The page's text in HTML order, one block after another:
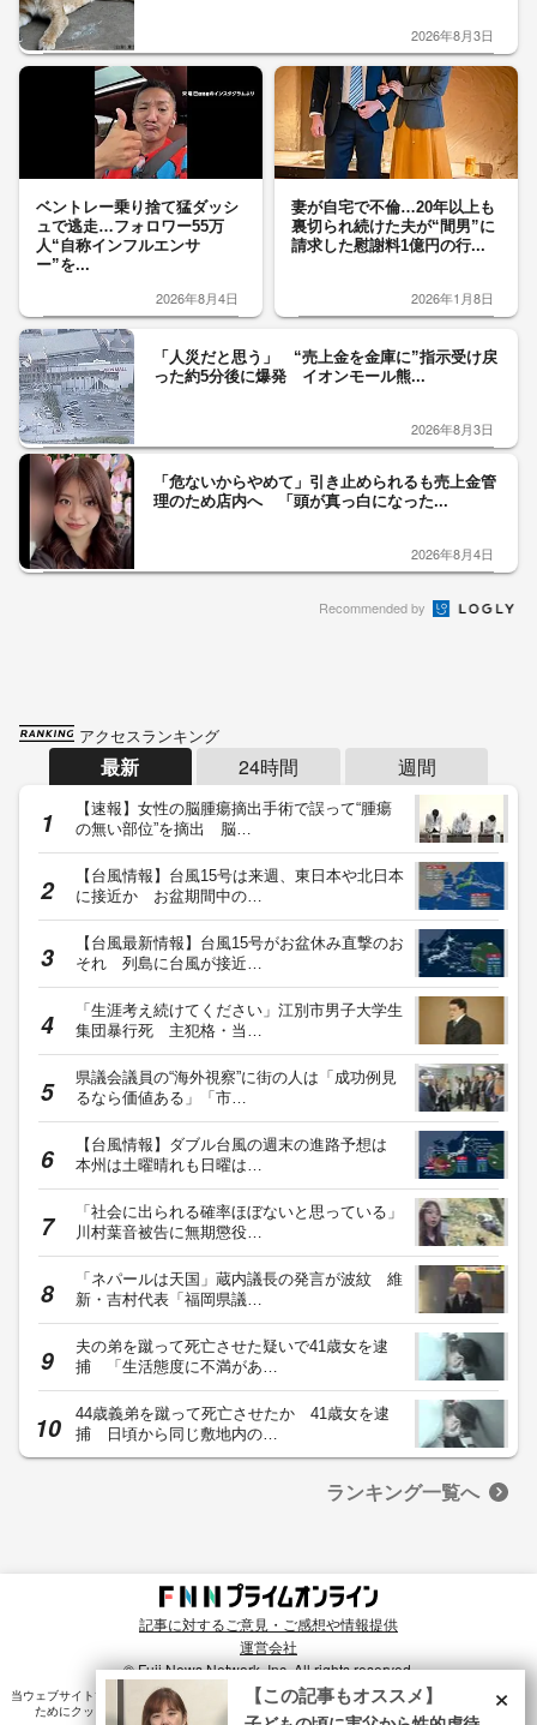
2026年8月3日
ベントレー乗り捨て猛ダッシ
ュで逃走…フォロワー55万
人“自称インフルエンサ
ー”を...
2026年8月4日
妻が自宅で不倫…20年以上も
裏切られ続けた夫が“間男”に
請求した慰謝料1億円の行...
2026年1月8日
「人災だと思う」 “売上金を金庫に”指示受け戻
った約5分後に爆発 イオンモール熊...
2026年8月3日
「危ないからやめて」引き止められるも売上金管
理のため店内へ 「頭が真っ白になった...
2026年8月4日
Recommended by
アクセスランキング
最新 24時間 週間
【速報】女性の脳腫瘍摘出手術で誤って“腫瘍
の無い部位”を摘出 脳…
【台風情報】台風15号は来週、東日本や北日本
に接近か お盆期間中の…
【台風最新情報】台風15号がお盆休み直撃のお
それ 列島に台風が接近…
「生涯考え続けてください」江別市男子大学生
集団暴行死 主犯格・当…
県議会議員の“海外視察”に街の人は「成功例見
るなら価値ある」「市…
【台風情報】ダブル台風の週末の進路予想は
本州は土曜晴れも日曜は…
「社会に出られる確率ほぼないと思っている」
川村葉音被告に無期懲役…
「ネパールは天国」蔵内議長の発言が波紋 維
新・吉村代表「福岡県議…
夫の弟を蹴って死亡させた疑いで41歳女を逮
捕 「生活態度に不満があ…
44歳義弟を蹴って死亡させたか 41歳女を逮
捕 日頃から同じ敷地内の…
ランキング一覧へ
記事に対するご意見・ご感想や情報提供
運営会社
© Fuji News Network, Inc. All rights reserved.
当ウェブサイトでは、ユーザのニーズ・興味・関⼼に合致したコンテンツや広告配信を提供する
ためにクッキーを使⽤しています。詳細は、
プライバシーポリシー をご確認ください。×
【この記事もオススメ】